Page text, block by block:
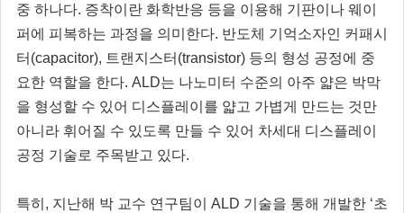
중 하나다. 증착이란 화학반응 등을 이용해 기판이나 웨이
퍼에 피복하는 과정을 의미한다. 반도체 기억소자인 커패시
터(capacitor), 트랜지스터(transistor) 등의 형성 공정에 중
요한 역할을 한다. ALD는 나노미터 수준의 아주 얇은 박막
을 형성할 수 있어 디스플레이를 얇고 가볍게 만드는 것만
아니라 휘어질 수 있도록 만들 수 있어 차세대 디스플레이
공정 기술로 주목받고 있다.
특히, 지난해 박 교수 연구팀이 ALD 기술을 통해 개발한 ‘초